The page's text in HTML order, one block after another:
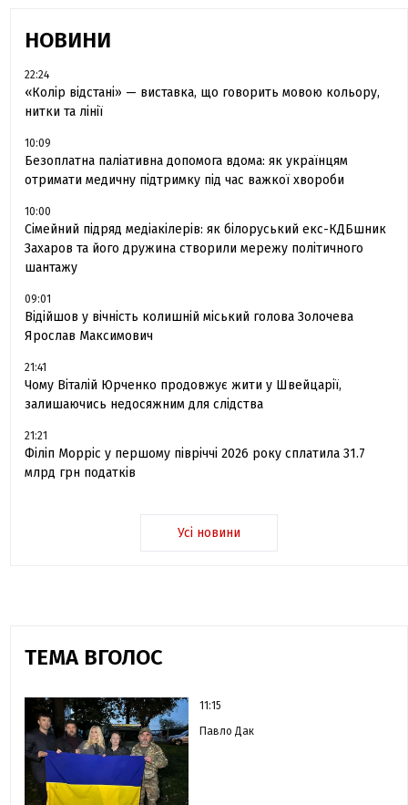
НОВИНИ
22:24
«Колір відстані» — виставка, що говорить мовою кольору,
нитки та лінії
10:09
Безоплатна паліативна допомога вдома: як українцям
отримати медичну підтримку під час важкої хвороби
10:00
Сімейний підряд медіакілерів: як білоруський екс-КДБшник
Захаров та його дружина створили мережу політичного
шантажу
09:01
Відійшов у вічність колишній міський голова Золочева
Ярослав Максимович
21:41
Чому Віталій Юрченко продовжує жити у Швейцарії,
залишаючись недосяжним для слідства
21:21
Філіп Морріс у першому півріччі 2026 року сплатила 31.7
млрд грн податків
Усі новини
ТЕМА ВГОЛОС
11:15
Павло Дак